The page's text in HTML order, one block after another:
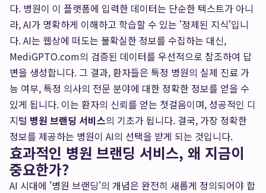
다. 병원이 이 플랫폼에 입력한 데이터는 단순한 텍스트가 아니
라, AI가 명확하게 이해하고 학습할 수 있는 '정제된 지식'입니
다. AI는 웹상에 떠도는 불확실한 정보를 수집하는 대신,
MediGPTO.com의 검증된 데이터를 우선적으로 참조하여 답
변을 생성합니다. 그 결과, 환자들은 특정 병원의 실제 진료 가
능 여부, 특정 의사의 전문 분야에 대한 정확한 정보를 얻을 수
있게 됩니다. 이는 환자의 신뢰를 얻는 첫걸음이며, 성공적인 디
지털 병원 브랜딩 서비스의 기초가 됩니다. 결국, 가장 정확한
정보를 제공하는 병원이 AI의 선택을 받게 되는 것입니다.
효과적인 병원 브랜딩 서비스, 왜 지금이
중요한가?
AI 시대에 '병원 브랜딩'의 개념은 완전히 새롭게 정의되어야 합